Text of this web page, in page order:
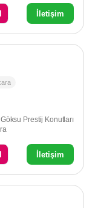
İletişim
Prestij Konutları
İletişim